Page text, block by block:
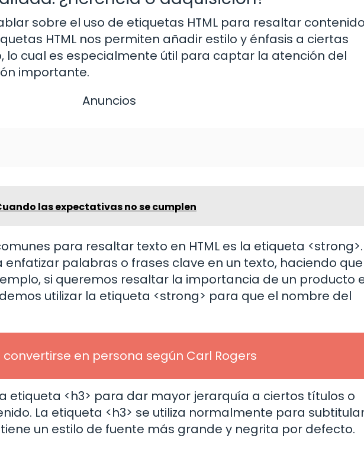
sobre el uso de etiquetas HTML para resaltar contenido
HTML nos permiten añadir estilo y énfasis a ciertas
lo cual es especialmente útil para captar la atención del
importante.
Anuncios
las expectativas no se cumplen
para resaltar texto en HTML es la etiqueta <strong>.
enfatizar palabras o frases clave en un texto, haciendo
si queremos resaltar la importancia de un producto
utilizar la etiqueta <strong> para que el nombre del
convertirse en persona según Carl Rogers
etiqueta <h3> para dar mayor jerarquía a ciertos títulos o
La etiqueta <h3> se utiliza normalmente para
un estilo de fuente más grande y negrita por defecto.